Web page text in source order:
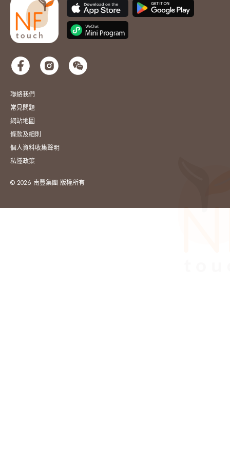
聯絡我們
常見問題
網站地圖
條款及細則
個人資料收集聲明
私隱政策
© 2026 南豐集團 版權所有